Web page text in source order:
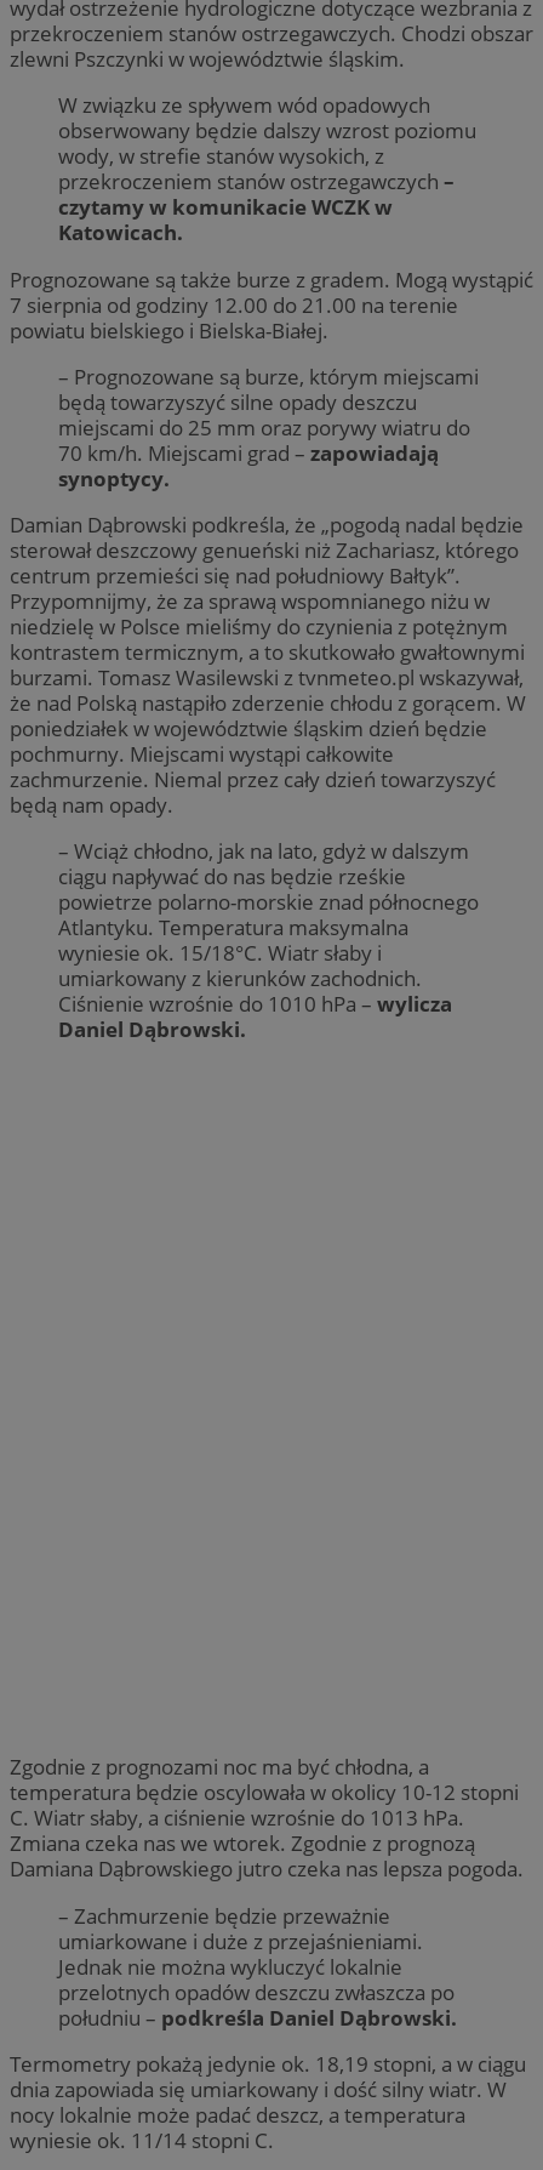
wydał ostrzeżenie hydrologiczne dotyczące wezbrania z
przekroczeniem stanów ostrzegawczych. Chodzi obszar
zlewni Pszczynki w województwie śląskim.
W związku ze spływem wód opadowych
obserwowany będzie dalszy wzrost poziomu
wody, w strefie stanów wysokich, z
przekroczeniem stanów ostrzegawczych –
czytamy w komunikacie WCZK w
Katowicach.
Prognozowane są także burze z gradem. Mogą wystąpić
7 sierpnia od godziny 12.00 do 21.00 na terenie
powiatu bielskiego i Bielska-Białej.
– Prognozowane są burze, którym miejscami
będą towarzyszyć silne opady deszczu
miejscami do 25 mm oraz porywy wiatru do
70 km/h. Miejscami grad – zapowiadają
synoptycy.
Damian Dąbrowski podkreśla, że „pogodą nadal będzie
sterował deszczowy genueński niż Zachariasz, którego
centrum przemieści się nad południowy Bałtyk”.
Przypomnijmy, że za sprawą wspomnianego niżu w
niedzielę w Polsce mieliśmy do czynienia z potężnym
kontrastem termicznym, a to skutkowało gwałtownymi
burzami. Tomasz Wasilewski z tvnmeteo.pl wskazywał,
że nad Polską nastąpiło zderzenie chłodu z gorącem. W
poniedziałek w województwie śląskim dzień będzie
pochmurny. Miejscami wystąpi całkowite
zachmurzenie. Niemal przez cały dzień towarzyszyć
będą nam opady.
– Wciąż chłodno, jak na lato, gdyż w dalszym
ciągu napływać do nas będzie rześkie
powietrze polarno-morskie znad północnego
Atlantyku. Temperatura maksymalna
wyniesie ok. 15/18°C. Wiatr słaby i
umiarkowany z kierunków zachodnich.
Ciśnienie wzrośnie do 1010 hPa – wylicza
Daniel Dąbrowski.
Zgodnie z prognozami noc ma być chłodna, a
temperatura będzie oscylowała w okolicy 10-12 stopni
C. Wiatr słaby, a ciśnienie wzrośnie do 1013 hPa.
Zmiana czeka nas we wtorek. Zgodnie z prognozą
Damiana Dąbrowskiego jutro czeka nas lepsza pogoda.
– Zachmurzenie będzie przeważnie
umiarkowane i duże z przejaśnieniami.
Jednak nie można wykluczyć lokalnie
przelotnych opadów deszczu zwłaszcza po
południu – podkreśla Daniel Dąbrowski.
Termometry pokażą jedynie ok. 18,19 stopni, a w ciągu
dnia zapowiada się umiarkowany i dość silny wiatr. W
nocy lokalnie może padać deszcz, a temperatura
wyniesie ok. 11/14 stopni C.